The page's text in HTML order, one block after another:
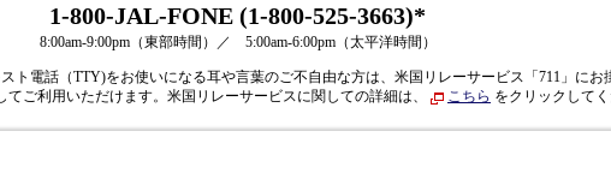
1-800-JAL-FONE (1-800-525-3663)*
8:00am-9:00pm（東部時間）／ 5:00am-6:00pm（太平洋時間）
ト電話（TTY)をお使いになる耳や言葉のご不自由な方は、米国リレーサービス「711」にお
ご利用いただけます。米国リレーサービスに関しての詳細は、
こちら をクリックしてく